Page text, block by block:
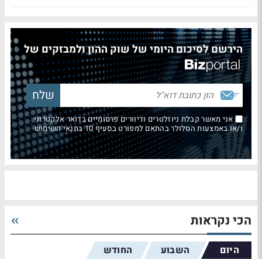
הירשם לסיכום היומי של שוק ההון ולמבזקים של
אני מאשר קבלת ניוזלטרים ודיוורים פרסומיים בדואר אלקטרוני
ו/או באמצעות הסלולר בהתאם למפורט בסעיף 10 בתנאי השימוש
הכי נקראות
היום השבוע החודש